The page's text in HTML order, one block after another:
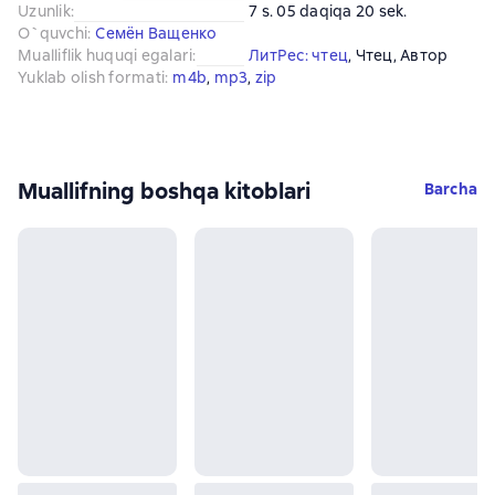
Uzunlik:
7 s. 05 daqiqa 20 sek.
O`quvchi: Семён Ващенко
Mualliflik huquqi egalari: ЛитРес: чтец, Чтец, Автор
Yuklab olish formati: m4b, mp3, zip
Muallifning boshqa kitoblari Barcha